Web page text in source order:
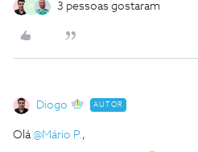
M 3 pessoas gostaram
Diogo AUTOR
Olá@Mário P.,